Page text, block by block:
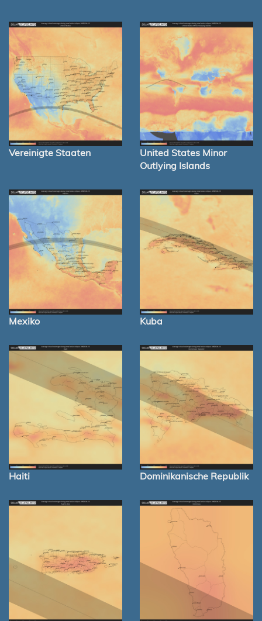
Vereinigte Staaten
United States Minor
Outlying Islands
Mexiko Kuba
Haiti Dominikanische Republik